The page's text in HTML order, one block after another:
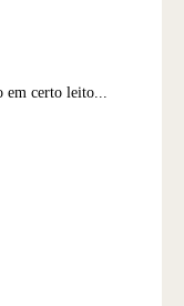
em certo leito...